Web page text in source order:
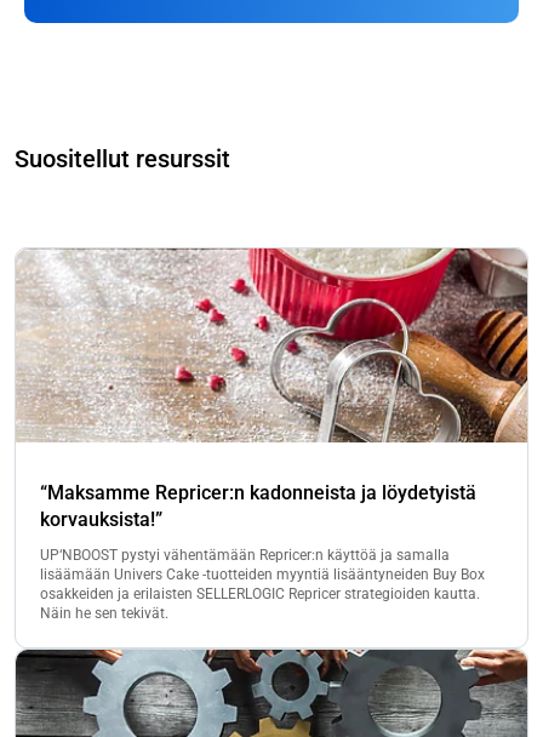
Suositellut resurssit
“Maksamme Repricer:n kadonneista ja löydetyistä
korvauksista!”
UP‘NBOOST pystyi vähentämään Repricer:n käyttöä ja samalla
lisäämään Univers Cake -tuotteiden myyntiä lisääntyneiden Buy Box
osakkeiden ja erilaisten SELLERLOGIC Repricer strategioiden kautta.
Näin he sen tekivät.